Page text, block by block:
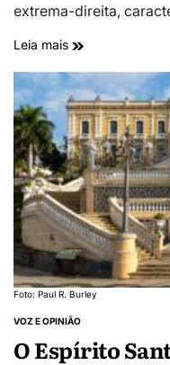
extrema-direita,
Leia mais
Foto: Paul R. Burley
VOZ E OPINIÃO
O Espírito